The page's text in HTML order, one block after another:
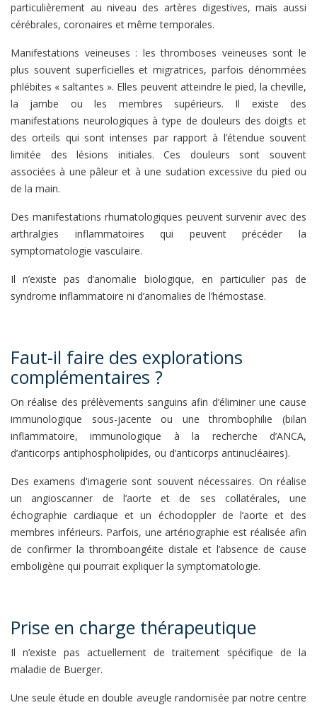
particulièrement au niveau des artères digestives, mais aussi
cérébrales, coronaires et même temporales.
Manifestations veineuses : les thromboses veineuses sont le
plus souvent superficielles et migratrices, parfois dénommées
phlébites « saltantes ». Elles peuvent atteindre le pied, la cheville,
la jambe ou les membres supérieurs. Il existe des
manifestations neurologiques à type de douleurs des doigts et
des orteils qui sont intenses par rapport à l’étendue souvent
limitée des lésions initiales. Ces douleurs sont souvent
associées à une pâleur et à une sudation excessive du pied ou
de la main.
Des manifestations rhumatologiques peuvent survenir avec des
arthralgies inflammatoires qui peuvent précéder la
symptomatologie vasculaire.
Il n’existe pas d’anomalie biologique, en particulier pas de
syndrome inflammatoire ni d’anomalies de l’hémostase.
Faut-il faire des explorations
complémentaires ?
On réalise des prélèvements sanguins afin d’éliminer une cause
immunologique sous-jacente ou une thrombophilie (bilan
inflammatoire, immunologique à la recherche d’ANCA,
d’anticorps antiphospholipides, ou d’anticorps antinucléaires).
Des examens d'imagerie sont souvent nécessaires. On réalise
un angioscanner de l’aorte et de ses collatérales, une
échographie cardiaque et un échodoppler de l’aorte et des
membres inférieurs. Parfois, une artériographie est réalisée afin
de confirmer la thromboangéite distale et l’absence de cause
emboligène qui pourrait expliquer la symptomatologie.
Prise en charge thérapeutique
Il n’existe pas actuellement de traitement spécifique de la
maladie de Buerger.
Une seule étude en double aveugle randomisée par notre centre